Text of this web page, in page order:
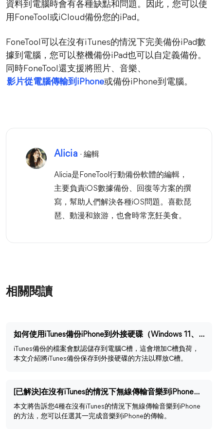
資料到電腦時會有各種缺點和問題。因此，您可以使
用FoneTool或iCloud備份您的iPad。
FoneTool可以在沒有iTunes的情況下完美備份iPad數
據到電腦，您可以整機備份iPad也可以自定義備份。
同時FoneTool還支援將照片、音樂、
影片從電腦傳輸到iPhone或備份iPhone到電腦。
Alicia · 編輯
Alicia是FoneTool行動備份軟體的編輯，
主要負責iOS數據備份、回復等方案的撰
寫，幫助人們解決各種iOS問題。喜歡琵
琶、動漫和旅游，也會時常烹飪美食。
相關閱讀
如何使用iTunes備份iPhone到外接硬碟（Windows 11、10、8、7）
iTunes備份的檔案會默認儲存到電腦C槽，這會增加C槽負荷，
本文介紹將iTunes備份保存到外接硬碟的方法以釋放C槽。
[已解決]在沒有iTunes的情況下無線傳輸音樂到iPhone的4種方法
本文將告訴您4種在沒有iTunes的情況下無線傳輸音樂到iPhone
的方法，您可以任選其一完成音樂到iPhone的傳輸。